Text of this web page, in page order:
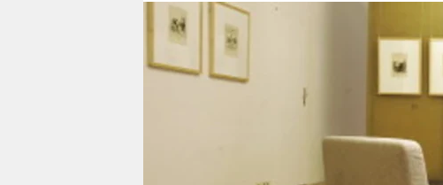
berlin
nord
wahrheit